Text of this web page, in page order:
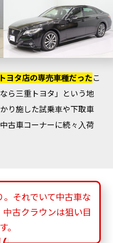
トヨタ店の専売車種だったこ
ら三重トヨタ」という地
り施した試乗車や下取車
古車コーナーに続々入荷
それでいて中古車な
古クラウンは狙い目
。